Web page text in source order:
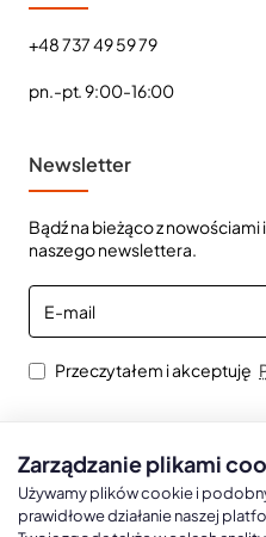
+48 737 49 59 79
pn.-pt. 9:00-16:00
Newsletter
Bądź na bieżąco z
naszego newslettera.
E-
mail
Przeczytałem i akceptuję
Zarządzanie plikami
Używamy plików cookie i
prawidłowe działanie naszej